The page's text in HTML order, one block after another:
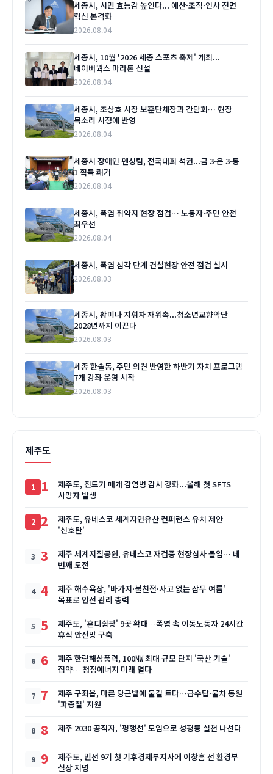
세종시, 시민 효능감 높인다... 예산·조직·인사 전면
혁신 본격화
2026.08.04
세종시, 10월 '2026 세종 스포츠 축제' 개최...
네이버웍스 마라톤 신설
2026.08.04
세종시, 조상호 시장 보훈단체장과 간담회… 현장
목소리 시정에 반영
2026.08.04
세종시 장애인 펜싱팀, 전국대회 석권...금 3·은 3·동
1 획득 쾌거
2026.08.04
세종시, 폭염 취약지 현장 점검… 노동자·주민 안전
최우선
2026.08.04
세종시, 폭염 심각 단계 건설현장 안전 점검 실시
2026.08.03
세종시, 황미나 지휘자 재위촉...청소년교향악단
2028년까지 이끈다
2026.08.03
세종 한솔동, 주민 의견 반영한 하반기 자치 프로그램
7개 강좌 운영 시작
2026.08.03
제주도
1
제주도, 진드기 매개 감염병 감시 강화...올해 첫 SFTS
사망자 발생
2
제주도, 유네스코 세계자연유산 컨퍼런스 유치 제안
'신호탄'
3
제주 세계지질공원, 유네스코 재검증 현장심사 돌입… 네
번째 도전
4
제주 해수욕장, '바가지·불친절·사고 없는 삼무 여름'
목표로 안전 관리 총력
5
제주도, '혼디쉼팡' 9곳 확대…폭염 속 이동노동자 24시간
휴식 안전망 구축
6
제주 한림해상풍력, 100㎿ 최대 규모 단지 '국산 기술'
집약… 청정에너지 미래 열다
7
제주 구좌읍, 마른 당근밭에 물길 트다…급수탑·물차 동원
'파종철' 지원
8 제주 2030 공직자, '평행선' 모임으로 성평등 실천 나선다
9
제주도, 민선 9기 첫 기후경제부지사에 이창흠 전 환경부
실장 지명